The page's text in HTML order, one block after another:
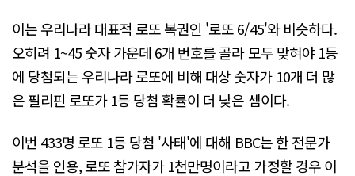
이는 우리나라 대표적 로또 복권인 '로또 6/45'와 비슷하다.
오히려 1~45 숫자 가운데 6개 번호를 골라 모두 맞혀야 1등
에 당첨되는 우리나라 로또에 비해 대상 숫자가 10개 더 많
은 필리핀 로또가 1등 당첨 확률이 더 낮은 셈이다.
이번 433명 로또 1등 당첨 '사태'에 대해 BBC는 한 전문가
분석을 인용, 로또 참가자가 1천만명이라고 가정할 경우 이